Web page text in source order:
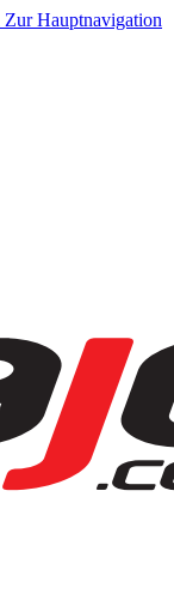
Zur Hauptnavigation